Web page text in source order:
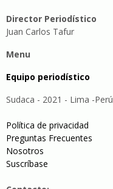
Director Periodístico
Juan Carlos Tafur
Menu
Equipo periodístico
Sudaca - 2021 - Lima -Perú
Política de privacidad
Preguntas Frecuentes
Nosotros
Suscríbase